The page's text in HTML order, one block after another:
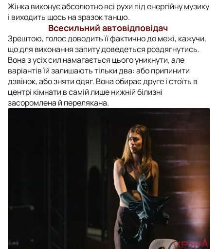
Жінка виконує абсолютно всі рухи під енергійну музику
і виходить щось на зразок танцю.
Всесильний автовідповідач
Зрештою, голос доводить її фактично до межі, кажучи,
що для виконання запиту доведеться роздягнутись.
Вона з усіх сил намагається цього уникнути, але
варіантів їй залишають тільки два: або припинити
дзвінок, або зняти одяг. Вона обирає друге і стоїть в
центрі кімнати в самій лише нижній білизні
засоромлена й перелякана.